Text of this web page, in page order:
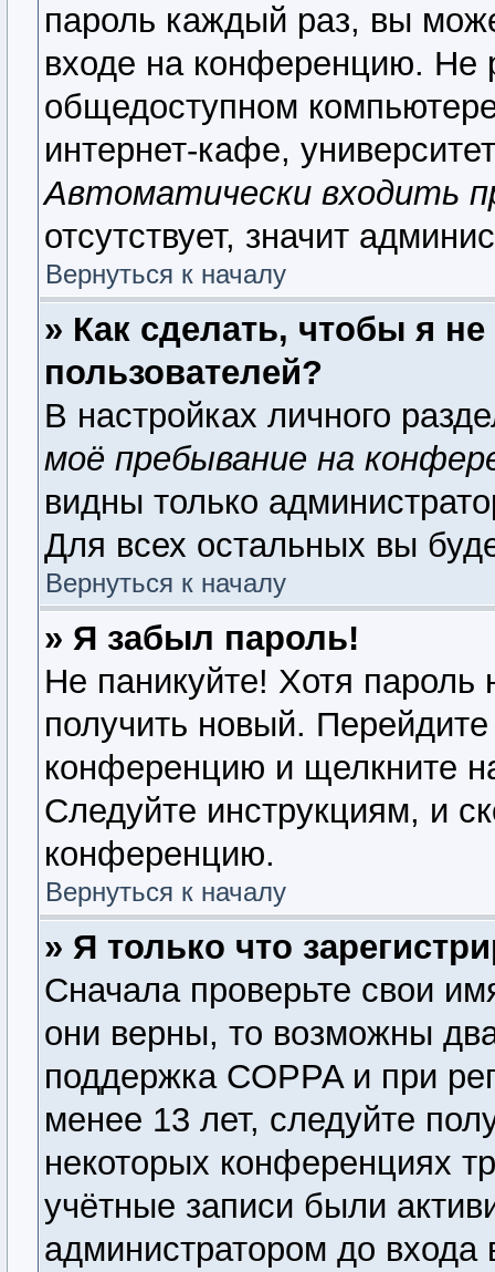
пароль каждый раз, вы
входе на конференцию. Не
общедоступном
интернет-кафе,
Автоматически входить
отсутствует, значит
Вернуться к началу
» Как сделать, чтобы я
пользователей?
В настройках личного
моё пребывание на
видны только
Для всех остальных вы
Вернуться к началу
» Я забыл пароль!
Не паникуйте! Хотя пароль
получить новый.
конференцию и щелкните
Следуйте инструкциям, и
конференцию.
Вернуться к началу
» Я только что
Сначала проверьте свои
они верны, то возможны
поддержка COPPA и при
менее 13 лет, следуйте
некоторых конференциях
учётные записи были
администратором до